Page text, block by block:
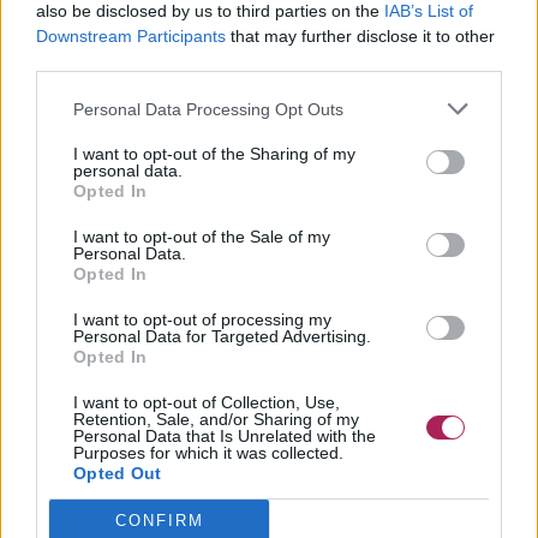
also be disclosed by us to third parties on the IAB’s List of
Downstream Participants that may further disclose it to other
Personal Data Processing Opt Outs
I want to opt-out of the Sharing of my
personal data.
Opted In
I want to opt-out of the Sale of my
Personal Data.
Opted In
I want to opt-out of processing my
Personal Data for Targeted Advertising.
Opted In
I want to opt-out of Collection, Use,
Retention, Sale, and/or Sharing of my
Personal Data that Is Unrelated with the
Purposes for which it was collected.
Opted Out
CONFIRM